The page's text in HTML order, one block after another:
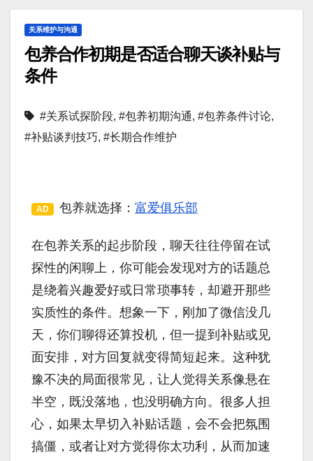
关系维护与沟通
包养合作初期是否适合聊天谈补贴与
条件
#关系试探阶段, #包养初期沟通, #包养条件讨论,
#补贴谈判技巧, #长期合作维护
AD 包养就选择： 富爱俱乐部
在包养关系的起步阶段，聊天往往停留在试
探性的闲聊上，你可能会发现对方的话题总
是绕着兴趣爱好或日常琐事转，却避开那些
实质性的条件。想象一下，刚加了微信没几
天，你们聊得还算投机，但一提到补贴或见
面安排，对方回复就变得简短起来。这种犹
豫不决的局面很常见，让人觉得关系像悬在
半空，既没落地，也没明确方向。很多人担
心，如果太早切入补贴话题，会不会把氛围
搞僵，或者让对方觉得你太功利，从而加速